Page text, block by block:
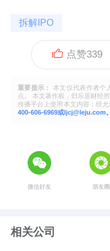
拆解IPO
点赞339
重要提示：
本文仅代表作者个
点。 本文著作权，归乐居财经
传播平台上使用本文内容；经
400-606-6969或ljcj@leju.com。
微信好友 朋友圈
相关公司